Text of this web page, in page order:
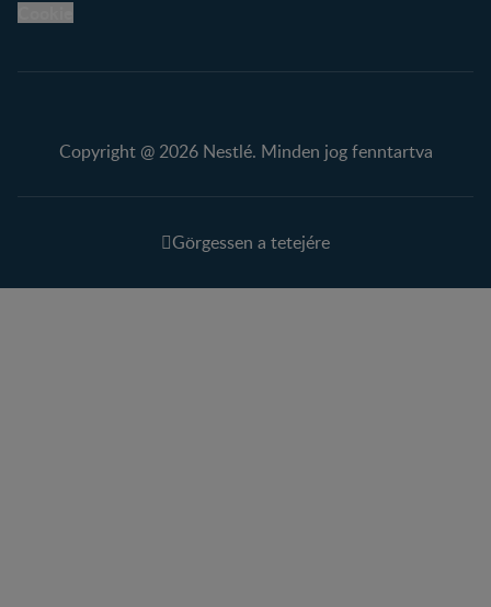
Copyright @ 2026 Nestlé. Minden jog fenntartva
Görgessen a tetejére